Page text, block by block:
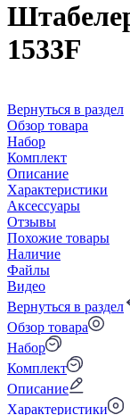
1533F
Вернуться в раздел
Обзор товара
Набор
Комплект
Описание
Характеристики
Аксессуары
Отзывы
Похожие товары
Наличие
Файлы
Видео
Вернуться в раздел
Обзор товара
Набор
Комплект
Описание
Характеристики